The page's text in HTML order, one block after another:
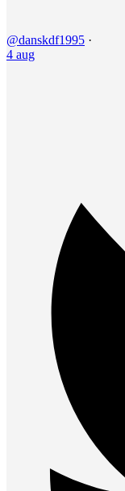
@danskdf1995 ·
4 aug